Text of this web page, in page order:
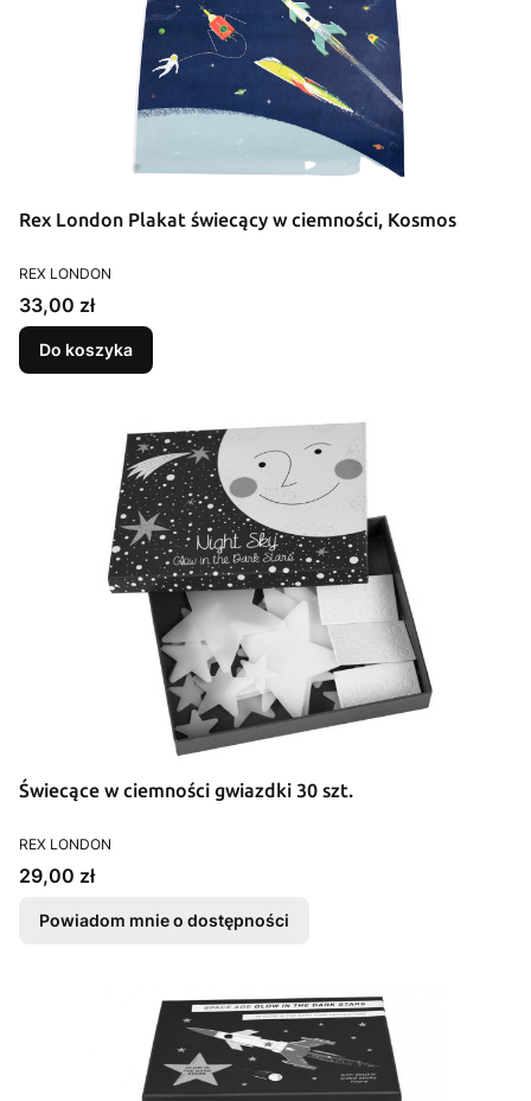
Rex London Plakat świecący w ciemności, Kosmos
PRODUCENT
REX LONDON
Cena
33,00 zł
Do koszyka
Świecące w ciemności gwiazdki 30 szt.
PRODUCENT
REX LONDON
Cena
29,00 zł
Powiadom mnie o dostępności